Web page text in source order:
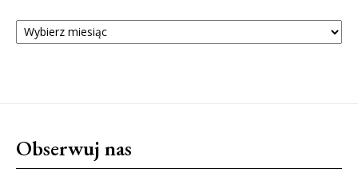
ARCHIWUM
NUMERÓW
Obserwuj nas